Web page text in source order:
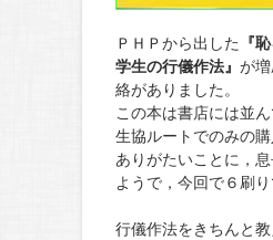
ＰＨＰから出した
『
学生の行儀作法』 が
絡がありました。
この本は書店には並ん
生協ルートでのみの購
ありがたいことに，
ようで，今回で６刷り
行儀作法をきちんと